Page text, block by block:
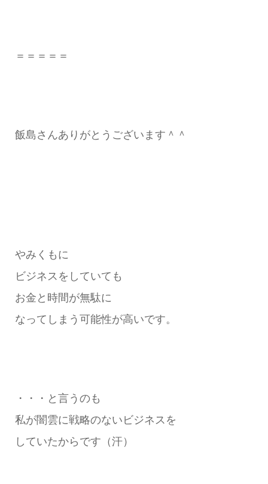
＝＝＝＝＝
飯島さんありがとうございます＾＾
やみくもに
ビジネスをしていても
お金と時間が無駄に
なってしまう可能性が高いです。
・・・と言うのも
私が闇雲に戦略のないビジネスを
していたからです（汗）